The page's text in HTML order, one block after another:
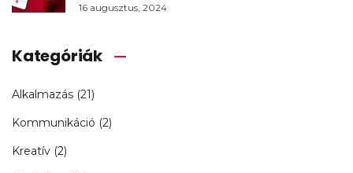
16 augusztus, 2024
Kategóriák
Alkalmazás (21)
Kommunikáció (2)
Kreatív (2)